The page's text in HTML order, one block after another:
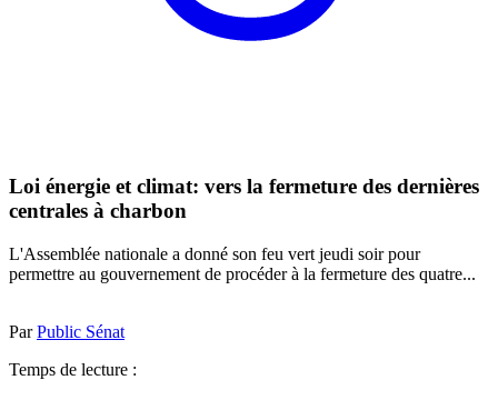
Loi énergie et climat: vers la fermeture des dernières
centrales à charbon
L'Assemblée nationale a donné son feu vert jeudi soir pour
permettre au gouvernement de procéder à la fermeture des quatre...
ParPublic Sénat
Temps de lecture :